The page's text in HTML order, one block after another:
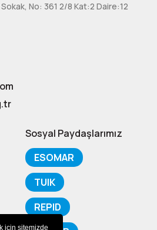
için sitemizde
No: 361 2/8 Kat:2 Daire:12
Sosyal Paydaşlarımız
ESOMAR
TUIK
REPID